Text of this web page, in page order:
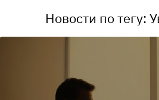
Новости по тегу: